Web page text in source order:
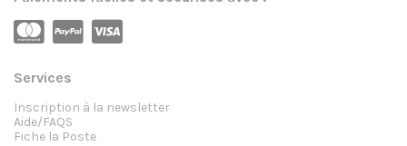
Services
Inscription à la newsletter
Aide/FAQS
Fiche la Poste